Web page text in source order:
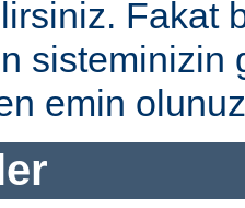
Fakat
sisteminizin
emin